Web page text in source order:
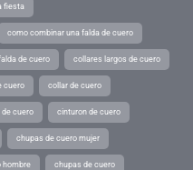
fiesta
como combinar una falda de cuero
de cuero collares largos de cuero
cuero collar de cuero
cuero cinturon de cuero
chupas de cuero mujer
hombre chupas de cuero